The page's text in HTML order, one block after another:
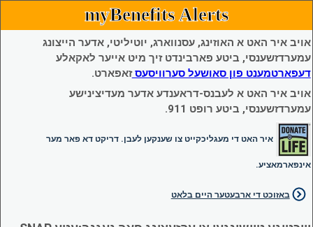
myBenefits Alerts
אויב איר האט א האוזינג, עסנווארג, יוטיליטי, אדער הייצונג
עמערדזשענסי, ביטע פארבינדט זיך מיט אייער לאקאלע
דעפארטמענט פון סאושעל סערוויסעסזאפארט.
אויב איר האט א לעבנס-דראענדע אדער מעדיצינישע
עמערדזשענסי, ביטע רופט 911.
איר האט די מעגליכקייט צו שענקען לעבן. דריקט דא פאר מער
אינפארמאציע.
באזוכט די ארבעטער היים בלאט